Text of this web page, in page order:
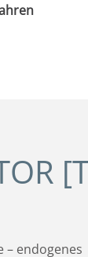
– endogenes